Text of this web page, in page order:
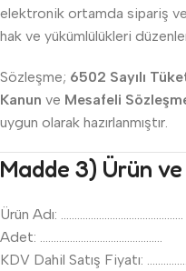
elektronik ortamda sipariş
hak ve yükümlülükleri
Sözleşme; 6502 Sayılı
Kanun ve Mesafeli
uygun olarak hazırlanmıştır.
Madde 3) Ürün
Ürün Adı: ………………………………………
Adet: ………………………………………
KDV Dahil Satış Fiyatı: